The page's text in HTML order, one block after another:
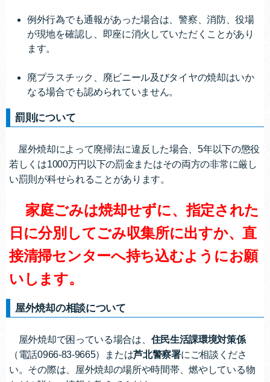
例外行為でも通報があった場合は、警察、消防、役場
が現地を確認し、即座に消火していただくことがあり
ます。
廃プラスチック、廃ビニール及びタイヤの焼却はいか
なる場合でも認められていません。
罰則について
屋外焼却によって廃掃法に違反した場合、5年以下の懲役
若しくは1000万円以下の罰金またはその両方の非常に厳し
い罰則が科せられることがあります。
家庭ごみは焼却せずに、指定された
日に分別してごみ収集所に出すか、直
接清掃センターへ持ち込むようにお願
いします。
屋外焼却の相談について
屋外焼却で困っている場合は、 住民生活課環境対策係
（電話0966-83-9665）または芦北警察署にご相談くださ
い。その際は、屋外焼却の場所や時間帯、燃やしている物